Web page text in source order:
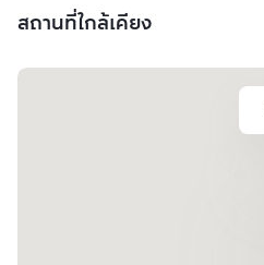
สถานที่ใกล้เคียง